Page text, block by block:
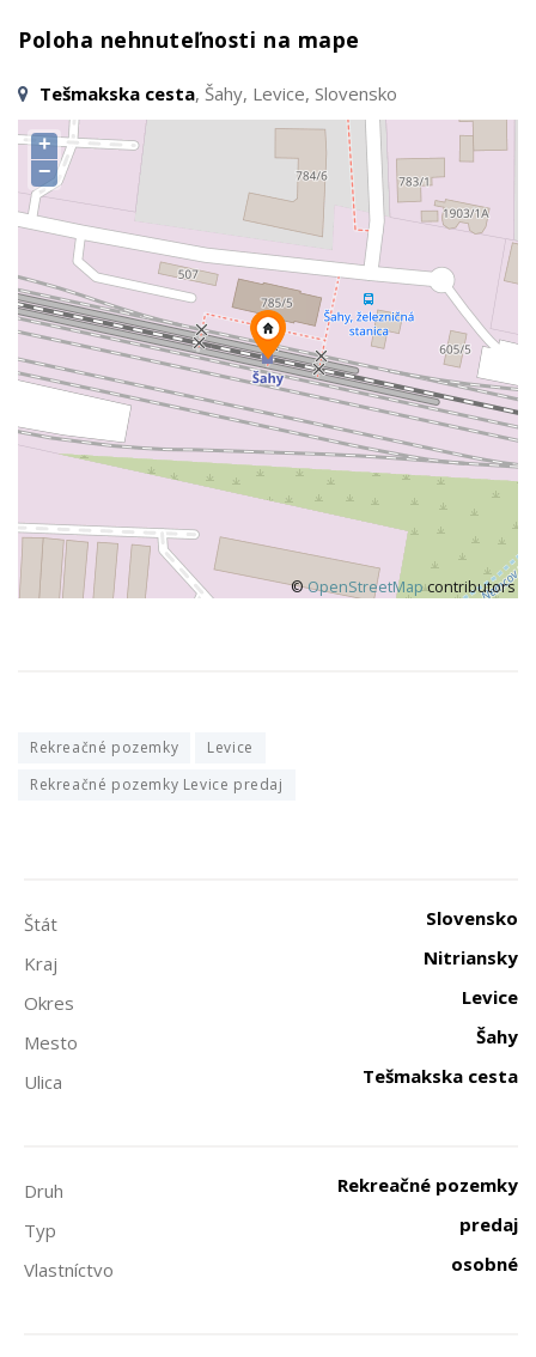
Poloha nehnuteľnosti na mape
Tešmakska cesta, Šahy, Levice, Slovensko
+
−
©OpenStreetMapcontributors
Rekreačné pozemky
Levice
Rekreačné pozemky Levice predaj
Štát
Slovensko
Kraj
Nitriansky
Okres
Levice
Mesto
Šahy
Ulica
Tešmakska cesta
Druh
Rekreačné pozemky
Typ
predaj
Vlastníctvo
osobné